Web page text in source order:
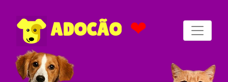
ADOCÃO ❤